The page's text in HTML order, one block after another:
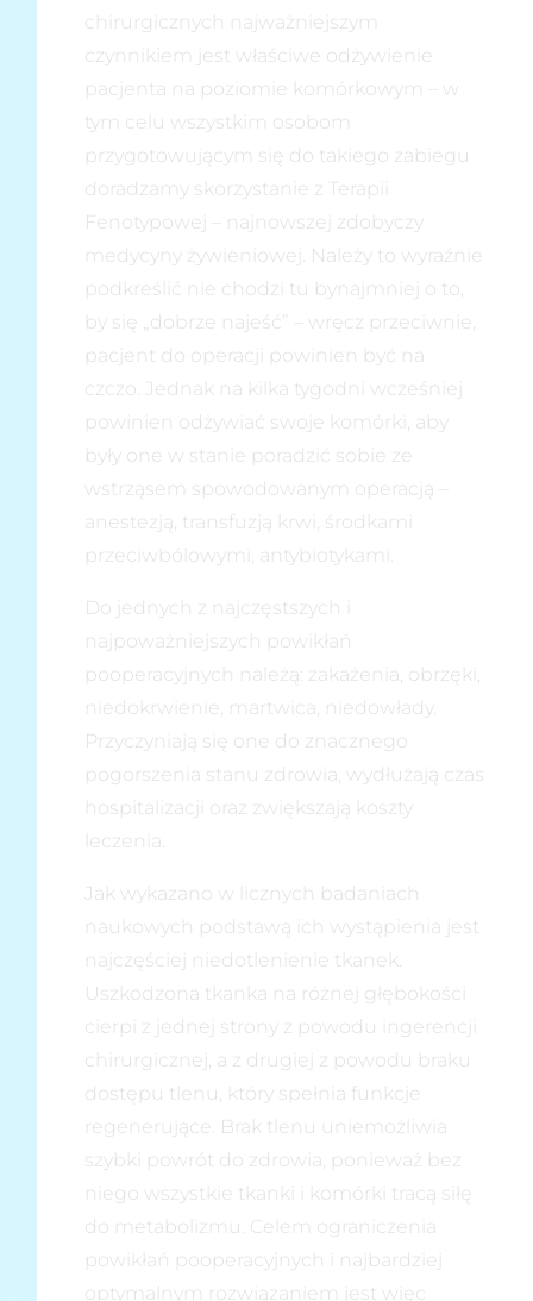
chirurgicznych najważniejszym
czynnikiem jest właściwe odżywienie
pacjenta na poziomie komórkowym – w
tym celu wszystkim osobom
przygotowującym się do takiego zabiegu
doradzamy skorzystanie z Terapii
Fenotypowej – najnowszej zdobyczy
medycyny żywieniowej. Należy to wyraźnie
podkreślić nie chodzi tu bynajmniej o to,
by się „dobrze najeść” – wręcz przeciwnie,
pacjent do operacji powinien być na
czczo. Jednak na kilka tygodni wcześniej
powinien odżywiać swoje komórki, aby
były one w stanie poradzić sobie ze
wstrząsem spowodowanym operacją –
anestezją, transfuzją krwi, środkami
przeciwbólowymi, antybiotykami.
Do jednych z najczęstszych i
najpoważniejszych powikłań
pooperacyjnych należą: zakażenia, obrzęki,
niedokrwienie, martwica, niedowłady.
Przyczyniają się one do znacznego
pogorszenia stanu zdrowia, wydłużają czas
hospitalizacji oraz zwiększają koszty
leczenia.
Jak wykazano w licznych badaniach
naukowych podstawą ich wystąpienia jest
najczęściej niedotlenienie tkanek.
Uszkodzona tkanka na różnej głębokości
cierpi z jednej strony z powodu ingerencji
chirurgicznej, a z drugiej z powodu braku
dostępu tlenu, który spełnia funkcje
regenerujące. Brak tlenu uniemożliwia
szybki powrót do zdrowia, ponieważ bez
niego wszystkie tkanki i komórki tracą siłę
do metabolizmu. Celem ograniczenia
powikłań pooperacyjnych i najbardziej
optymalnym rozwiązaniem jest więc